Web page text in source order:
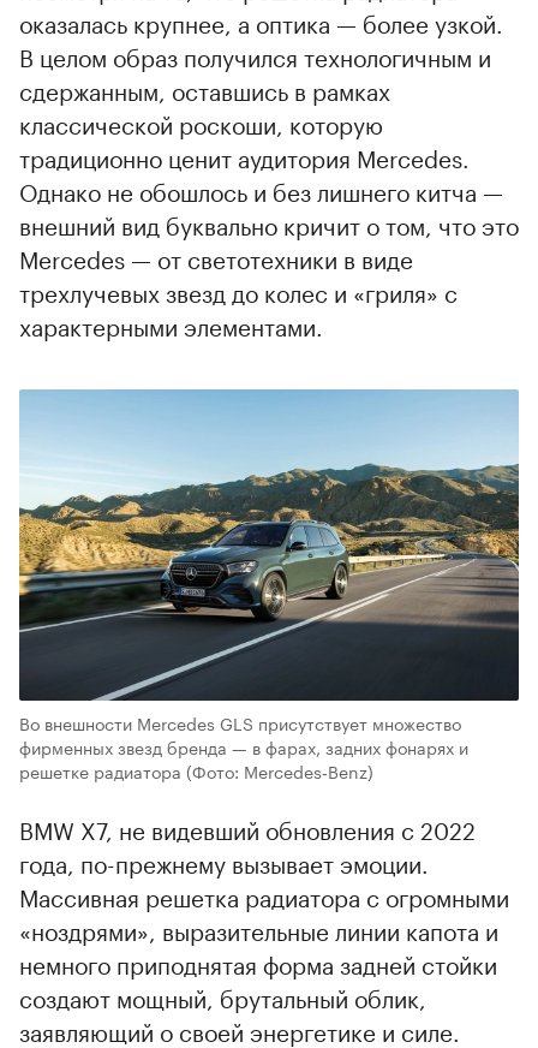
оказалась крупнее, а оптика — более узкой.
В целом образ получился технологичным и
сдержанным, оставшись в рамках
классической роскоши, которую
традиционно ценит аудитория Mercedes.
Однако не обошлось и без лишнего китча —
внешний вид буквально кричит о том, что это
Mercedes — от светотехники в виде
трехлучевых звезд до колес и «гриля» с
характерными элементами.
Во внешности Mercedes GLS присутствует множество
фирменных звезд бренда — в фарах, задних фонарях и
решетке радиатора (Фото: Mercedes‑Benz)
BMW X7, не видевший обновления с 2022
года, по-прежнему вызывает эмоции.
Массивная решетка радиатора с огромными
«ноздрями», выразительные линии капота и
немного приподнятая форма задней стойки
создают мощный, брутальный облик,
заявляющий о своей энергетике и силе.